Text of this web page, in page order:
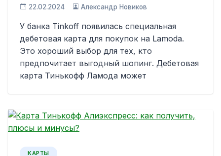
22.02.2024 Александр Новиков
У банка Tinkoff появилась специальная
дебетовая карта для покупок на Lamoda.
Это хороший выбор для тех, кто
предпочитает выгодный шопинг. Дебетовая
карта Тинькофф Ламода может
КАРТЫ